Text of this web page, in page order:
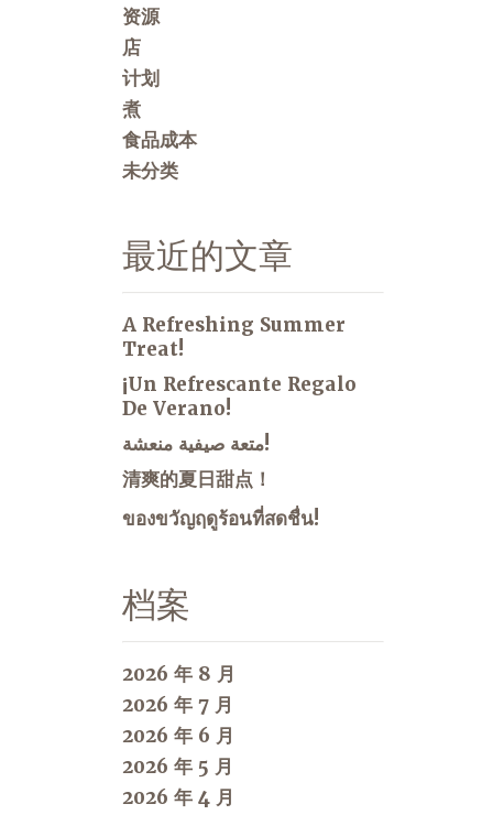
资源
店
计划
煮
食品成本
未分类
最近的文章
A Refreshing Summer
Treat!
¡Un Refrescante Regalo
De Verano!
متعة صيفية منعشة!
清爽的夏日甜点！
ของขวัญฤดูร้อนที่สดชื่น!
档案
2026 年 8 月
2026 年 7 月
2026 年 6 月
2026 年 5 月
2026 年 4 月